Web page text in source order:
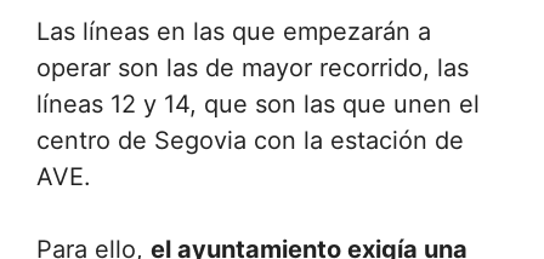
Las líneas en las que empezarán a
operar son las de mayor recorrido, las
líneas 12 y 14, que son las que unen el
centro de Segovia con la estación de
AVE.
Para ello, el ayuntamiento exigía una